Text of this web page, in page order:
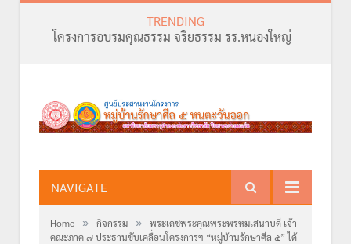
TRENDING
โครงการอบรมคุณธรรม จริยธรรม รร.หนองใหญ่
NAVIGATE
Home » กิจกรรม »
พระเดชพระคุณพระพรหมเสนาบดี เจ้า
คณะภาค ๗ ประธานขับเคลื่อนโครงการฯ “หมู่บ้านรักษาศีล ๕” ได้